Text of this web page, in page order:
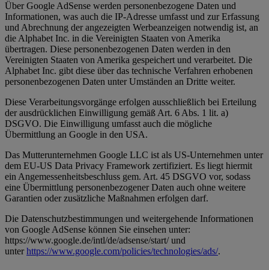
Über Google AdSense werden personenbezogene Daten und
Informationen, was auch die IP-Adresse umfasst und zur Erfassung
und Abrechnung der angezeigten Werbeanzeigen notwendig ist, an
die Alphabet Inc. in die Vereinigten Staaten von Amerika
übertragen. Diese personenbezogenen Daten werden in den
Vereinigten Staaten von Amerika gespeichert und verarbeitet. Die
Alphabet Inc. gibt diese über das technische Verfahren erhobenen
personenbezogenen Daten unter Umständen an Dritte weiter.
Diese Verarbeitungsvorgänge erfolgen ausschließlich bei Erteilung
der ausdrücklichen Einwilligung gemäß Art. 6 Abs. 1 lit. a)
DSGVO. Die Einwilligung umfasst auch die mögliche
Übermittlung an Google in den USA.
Das Mutterunternehmen Google LLC ist als US-Unternehmen unter
dem EU-US Data Privacy Framework zertifiziert. Es liegt hiermit
ein Angemessenheitsbeschluss gem. Art. 45 DSGVO vor, sodass
eine Übermittlung personenbezogener Daten auch ohne weitere
Garantien oder zusätzliche Maßnahmen erfolgen darf.
Die Datenschutzbestimmungen und weitergehende Informationen
von Google AdSense können Sie einsehen unter:
https://www.google.de/intl/de/adsense/start/ und
unterhttps://www.google.com/policies/technologies/ads/.